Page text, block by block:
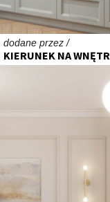
dodane przez /
KIERUNEK NA